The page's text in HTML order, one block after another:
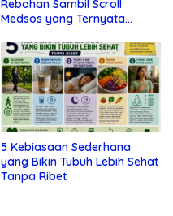
Rebahan Sambil Scroll
Medsos yang Ternyata
5 Kebiasaan Sederhana
yang Bikin Tubuh Lebih Sehat
Tanpa Ribet